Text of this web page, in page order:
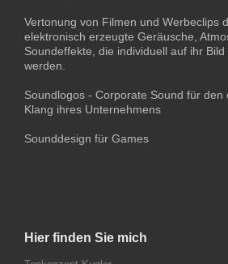
Vertonung von Filmen und Werbeclips
elektronisch erzeugte Geräusche,
Soundeffekte, die individuell auf ihr
werden.
Soundlogos - Corporate Sound für den
Klang ihres Unternehmens
Sounddesign für Games
Hier finden Sie mich